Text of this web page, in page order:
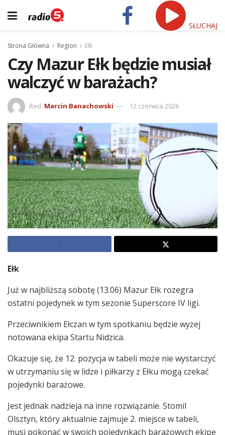
SŁUCHAJ
Strona Główna Region Ełk
Czy Mazur Ełk będzie musiał
walczyć w barażach?
Red. Marcin Banachowski 12 czerwca 2026
Ełk
Już w najbliższą sobotę (13.06) Mazur Ełk rozegra
ostatni pojedynek w tym sezonie Superscore IV ligi.
Przeciwnikiem Ełczan w tym spotkaniu będzie wyżej
notowana ekipa Startu Nidzica.
Okazuje się, że 12. pozycja w tabeli może nie wystarczyć
w utrzymaniu się w lidze i piłkarzy z Ełku mogą czekać
pojedynki barażowe.
Jest jednak nadzieja na inne rozwiązanie. Stomil
Olsztyn, który aktualnie zajmuje 2. miejsce w tabeli,
musi pokonać w swoich pojedynkach barażowych ekipę